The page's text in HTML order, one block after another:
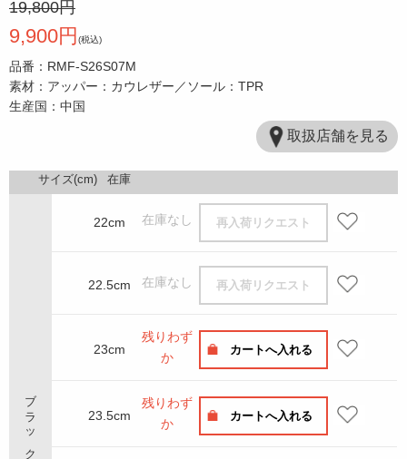
19,800円
9,900円 (税込)
品番：RMF-S26S07M
素材：アッパー：カウレザー／ソール：TPR
生産国：中国
取扱店舗を見る
サイズ(cm) 在庫
ブラック
22cm 在庫なし 再入荷リクエスト
22.5cm 在庫なし 再入荷リクエスト
23cm
残りわず
か
カートへ入れる
23.5cm
残りわず
か
カートへ入れる